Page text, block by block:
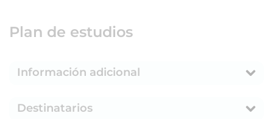
Plan de estudios
Información adicional
Destinatarios